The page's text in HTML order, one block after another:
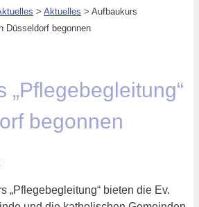
> Aktuelles > Aufbaukurs
Düsseldorf begonnen
„Pflegebegleitung“
begonnen
„Pflegebegleitung“ bieten die Ev.